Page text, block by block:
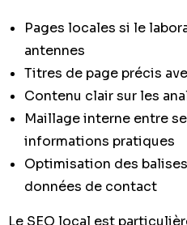
Pages locales si le
antennes
Titres de page précis
Contenu clair sur les
Maillage interne entre
informations pratiques
Optimisation des
données de contact
Le SEO local est